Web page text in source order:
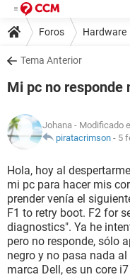
Foros Hardware
Tema Anterior
Mi pc no responde
Johana - Modificado
piratacrimson - 5
Hola, hoy al
mi pc para hacer mis
prender venía el
F1 to retry boot. F2 for
diagnostics". Ya he
pero no responde, sólo
negro y no pasa nada
marca Dell, es un core